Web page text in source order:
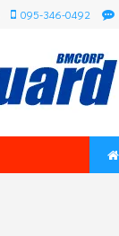
095-346-0492